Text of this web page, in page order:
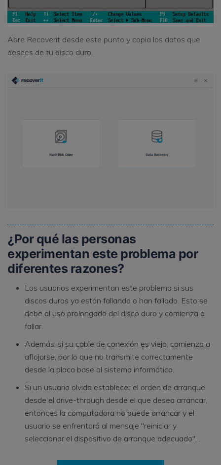
Abre Recoverit desde este punto y copia los datos que
desees de tu disco duro.
¿Por qué las personas
experimentan este problema por
diferentes razones?
Los usuarios experimentan este problema si sus
discos duros ya están fallando o han fallado. Esto se
debe al uso prolongado del disco duro y comienza a
fallar.
Además, si su cable de conexión es viejo, comienza a
aflojarse, por lo que no transmite correctamente
desde la placa base al sistema informático.
Si un usuario olvida establecer el orden de arranque
desde el drive-through desde el que desea arrancar,
entonces la computadora no puede arrancar y el
usuario se enfrentará al mensaje "reiniciar y
seleccionar el dispositivo de arranque adecuado". .